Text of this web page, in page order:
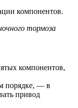
компонентов.
тормоза
компонентов,
порядке, — в
привод